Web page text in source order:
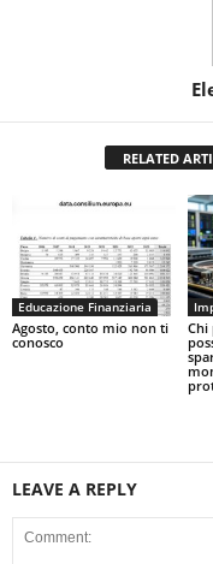
RELATED
Educazione Finanziaria
Agosto, conto mio non ti
conosco
Chi
LEAVE A REPLY